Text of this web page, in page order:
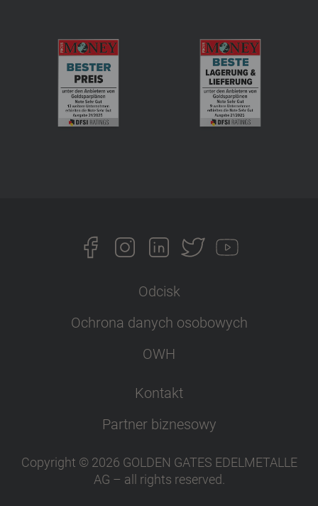
Odcisk
Ochrona danych osobowych
OWH
Kontakt
Partner biznesowy
Copyright © 2026 GOLDEN GATES EDELMETALLE
AG – all rights reserved